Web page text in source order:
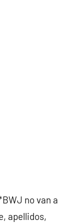
no van a
apellidos,